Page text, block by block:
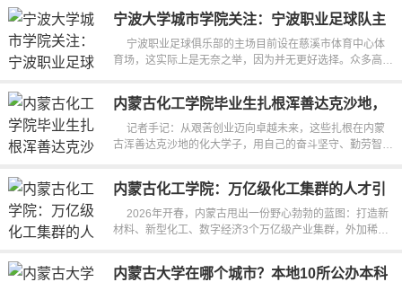
宁波大学城市学院关注：宁波职业足球队主
场为何选慈溪？
宁波职业足球俱乐部的主场目前设在慈溪市体育中心体
育场，这实际上是无奈之举，因为并无更好选择。众多高校
内蒙古化工学院毕业生扎根浑善达克沙地，
坚守煤制天然气一线
记者手记：从艰苦创业迈向卓越未来，这些扎根在内蒙
古浑善达克沙地的化大学子，用自己的奋斗坚守、勤劳智
内蒙古化工学院：万亿级化工集群的人才引
2026年开春，内蒙古甩出一份野心勃勃的蓝图：打造新
材料、新型化工、数字经济3个万亿级产业集群，外加稀
内蒙古大学在哪个城市？本地10所公办本科